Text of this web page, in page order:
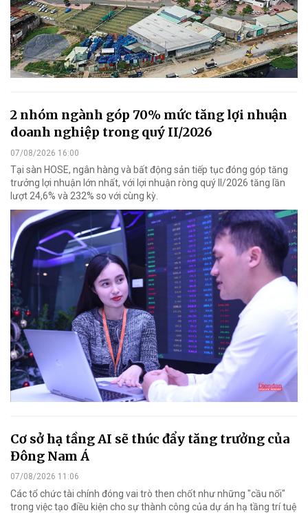
2 nhóm ngành góp 70% mức tăng lợi nhuận
doanh nghiệp trong quý II/2026
07/08/2026 16:00
Tại sàn HOSE, ngân hàng và bất động sản tiếp tục đóng góp tăng
trưởng lợi nhuận lớn nhất, với lợi nhuận ròng quý II/2026 tăng lần
lượt 24,6% và 232% so với cùng kỳ.
Cơ sở hạ tầng AI sẽ thúc đẩy tăng trưởng của
Đông Nam Á
07/08/2026 11:06
Các tổ chức tài chính đóng vai trò then chốt như những "cầu nối"
trong việc tạo điều kiện cho sự thành công của dự án hạ tầng trí tuệ